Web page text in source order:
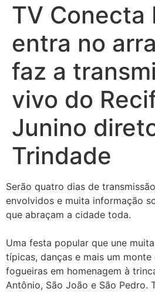
TV Conecta
entra no
faz a
vivo do
Junino
Trindade
Serão quatro dias de
envolvidos e muita informação
que abraçam a cidade toda.
Uma festa popular que une
típicas, danças e mais um
fogueiras em homenagem à
Antônio, São João e São Pedro.